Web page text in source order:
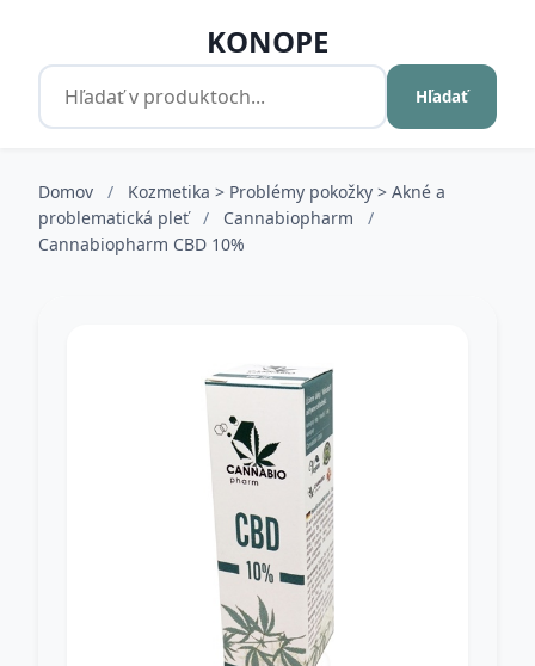
KONOPE
Hľadať
Domov /
Kozmetika > Problémy pokožky > Akné a
problematická pleť / Cannabiopharm
/
Cannabiopharm CBD 10%